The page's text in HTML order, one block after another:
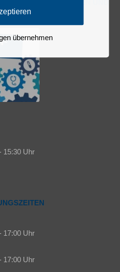
KOLLEGINNEN UND
15:30 Uhr
17:00 Uhr
17:00 Uhr
übernehmen